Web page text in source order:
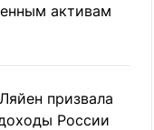
активам
призвала
России